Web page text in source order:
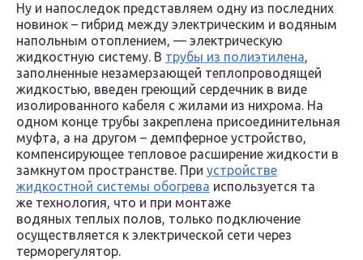
Ну и напоследок представляем одну из последних
новинок – гибрид между электрическим и водяным
напольным отоплением, — электрическую
жидкостную систему. В трубы из полиэтилена,
заполненные незамерзающей теплопроводящей
жидкостью, введен греющий сердечник в виде
изолированного кабеля с жилами из нихрома. На
одном конце трубы закреплена присоединительная
муфта, а на другом – демпферное устройство,
компенсирующее тепловое расширение жидкости в
замкнутом пространстве. При устройстве
жидкостной системы обогрева используется та
же технология, что и при монтаже
водяных теплых полов, только подключение
осуществляется к электрической сети через
терморегулятор.